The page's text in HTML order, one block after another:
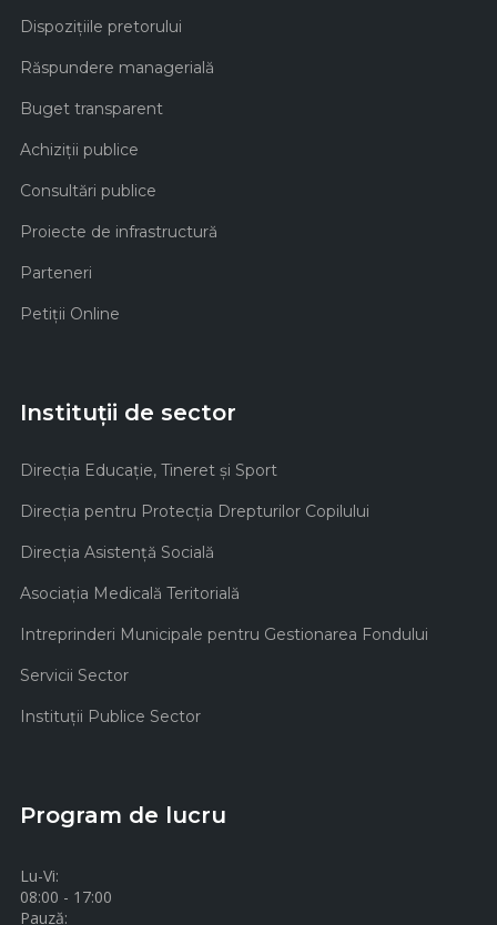
Dispozițiile pretorului
Răspundere managerială
Buget transparent
Achiziţii publice
Consultări publice
Proiecte de infrastructură
Parteneri
Petiții Online
Instituții de sector
Direcţia Educaţie, Tineret şi Sport
Direcţia pentru Protecţia Drepturilor Copilului
Direcţia Asistenţă Socială
Asociaţia Medicală Teritorială
Intreprinderi Municipale pentru Gestionarea Fondului
Servicii Sector
Instituţii Publice Sector
Program de lucru
Lu-Vi:
08:00 - 17:00
Pauză: